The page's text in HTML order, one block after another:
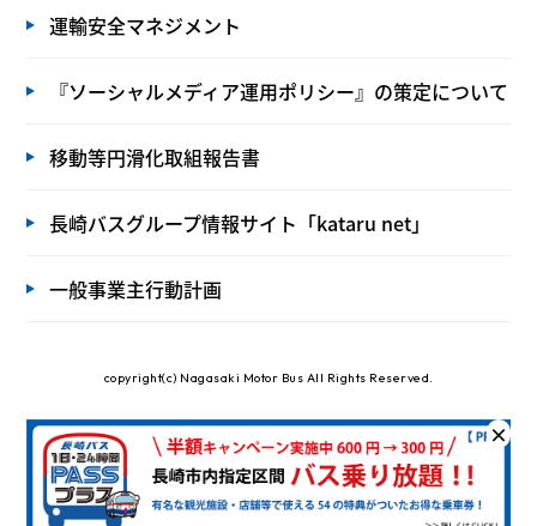
×
運輸安全マネジメント
『ソーシャルメディア運用ポリシー』の策定について
移動等円滑化取組報告書
長崎バスグループ情報サイト「kataru net」
一般事業主行動計画
copyright(c) Nagasaki Motor Bus All Rights Reserved.